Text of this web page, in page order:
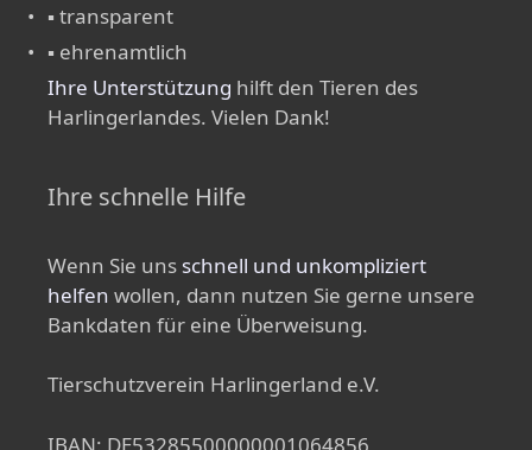
▪ transparent
▪ ehrenamtlich
Ihre Unterstützung hilft den Tieren des
Harlingerlandes. Vielen Dank!
Ihre schnelle Hilfe
Wenn Sie uns schnell und unkompliziert
helfen wollen, dann nutzen Sie gerne unsere
Bankdaten für eine Überweisung.
Tierschutzverein Harlingerland e.V.
IBAN: DE53285500000001064856